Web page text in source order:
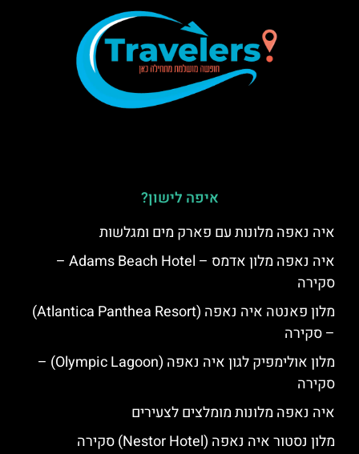
איפה לישון?
איה נאפה מלונות עם פארק מים ומגלשות
איה נאפה מלון אדמס – Adams Beach Hotel –
סקירה
מלון פאנטה איה נאפה (Atlantica Panthea Resort)
– סקירה
מלון אולימפיק לגון איה נאפה (Olympic Lagoon) –
סקירה
איה נאפה מלונות מומלצים לצעירים
מלון נסטור איה נאפה (Nestor Hotel) סקירה